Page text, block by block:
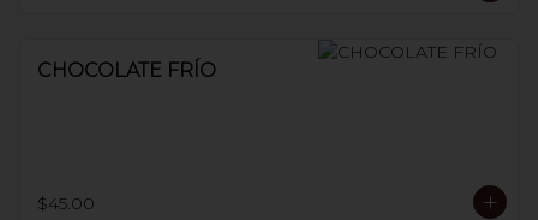
CHOCOLATE FRÍO
$45.00